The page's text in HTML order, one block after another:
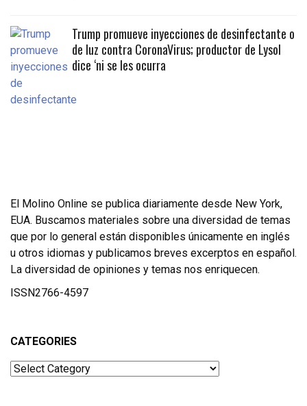
Trump promueve inyecciones de desinfectante o
de luz contra CoronaVirus; productor de Lysol
dice ‘ni se les ocurra
El Molino Online se publica diariamente desde New York,
EUA. Buscamos materiales sobre una diversidad de temas
que por lo general están disponibles únicamente en inglés
u otros idiomas y publicamos breves excerptos en español.
La diversidad de opiniones y temas nos enriquecen.
ISSN2766-4597
CATEGORIES
Categories